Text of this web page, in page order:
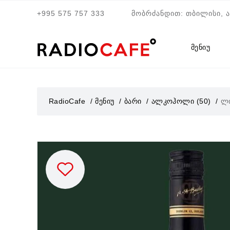
+995 575 757 333 მობრძანდით: თბილისი,
მენიუ
RadioCafe მენიუ ბარი ალკოჰოლი (50)